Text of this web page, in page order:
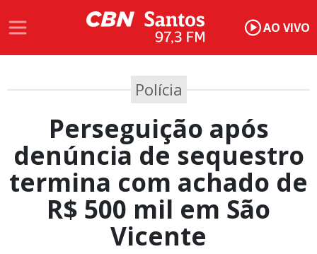
AO VIVO
Polícia
Perseguição após
denúncia de sequestro
termina com achado de
R$ 500 mil em São
Vicente